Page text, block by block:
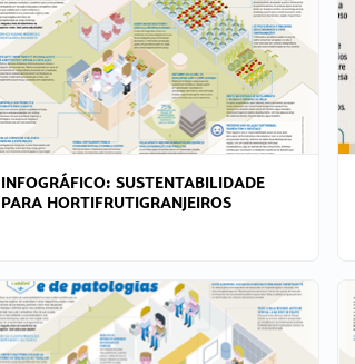
INFOGRÁFICO: SUSTENTABILIDADE
PARA HORTIFRUTIGRANJEIROS